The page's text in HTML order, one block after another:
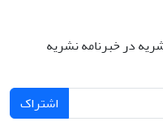
در خبرنامه نشریه
اشتراک